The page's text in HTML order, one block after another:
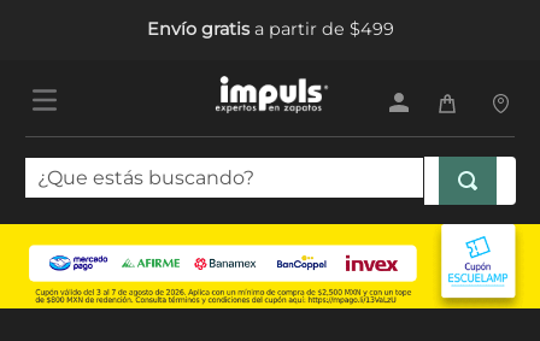
Envío gratisa partir de $499
¿Que estás buscando?
TÉRMINOS MÁS BUSCADOS
1.
sandalias mujer